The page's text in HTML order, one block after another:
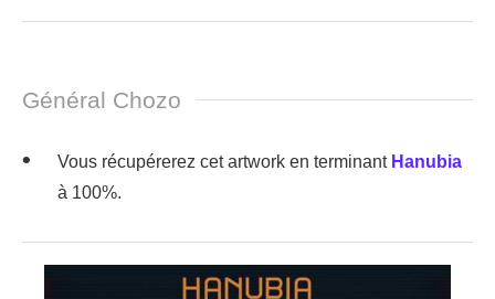
Général Chozo
Vous récupérerez cet artwork en terminant Hanubia
à 100%.